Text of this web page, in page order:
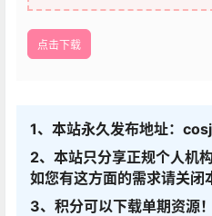
点击下载
1、本站永久发布地址：
2、本站只分享正规个人机
如您有这方面的需求请关闭
3、积分可以下载单期资源